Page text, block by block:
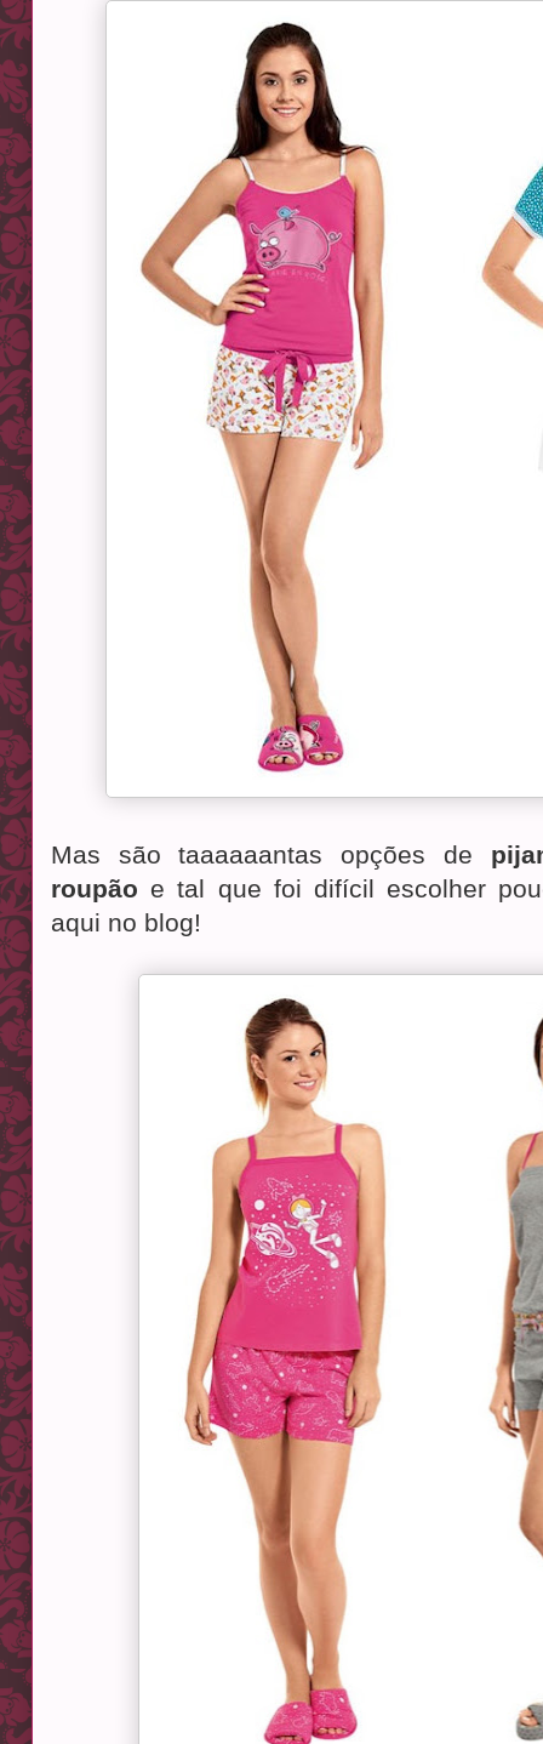
Mas são taaaaaantas opções de
roupão e tal que foi difícil escolher
aqui no blog!